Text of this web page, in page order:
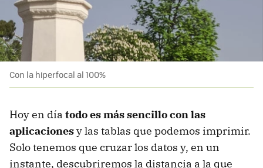
Con la hiperfocal al 100%
Hoy en día todo es más sencillo con las
aplicacionesy las tablas que podemos imprimir.
Solo tenemos que cruzar los datos y, en un
instante, descubriremos la distancia a la que